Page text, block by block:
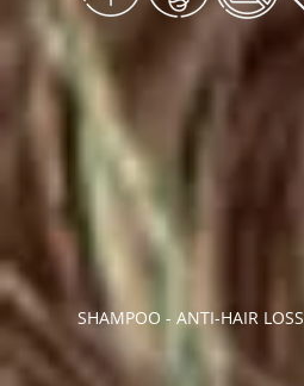
SHAMPOO - ANTI-HAIR LOSS